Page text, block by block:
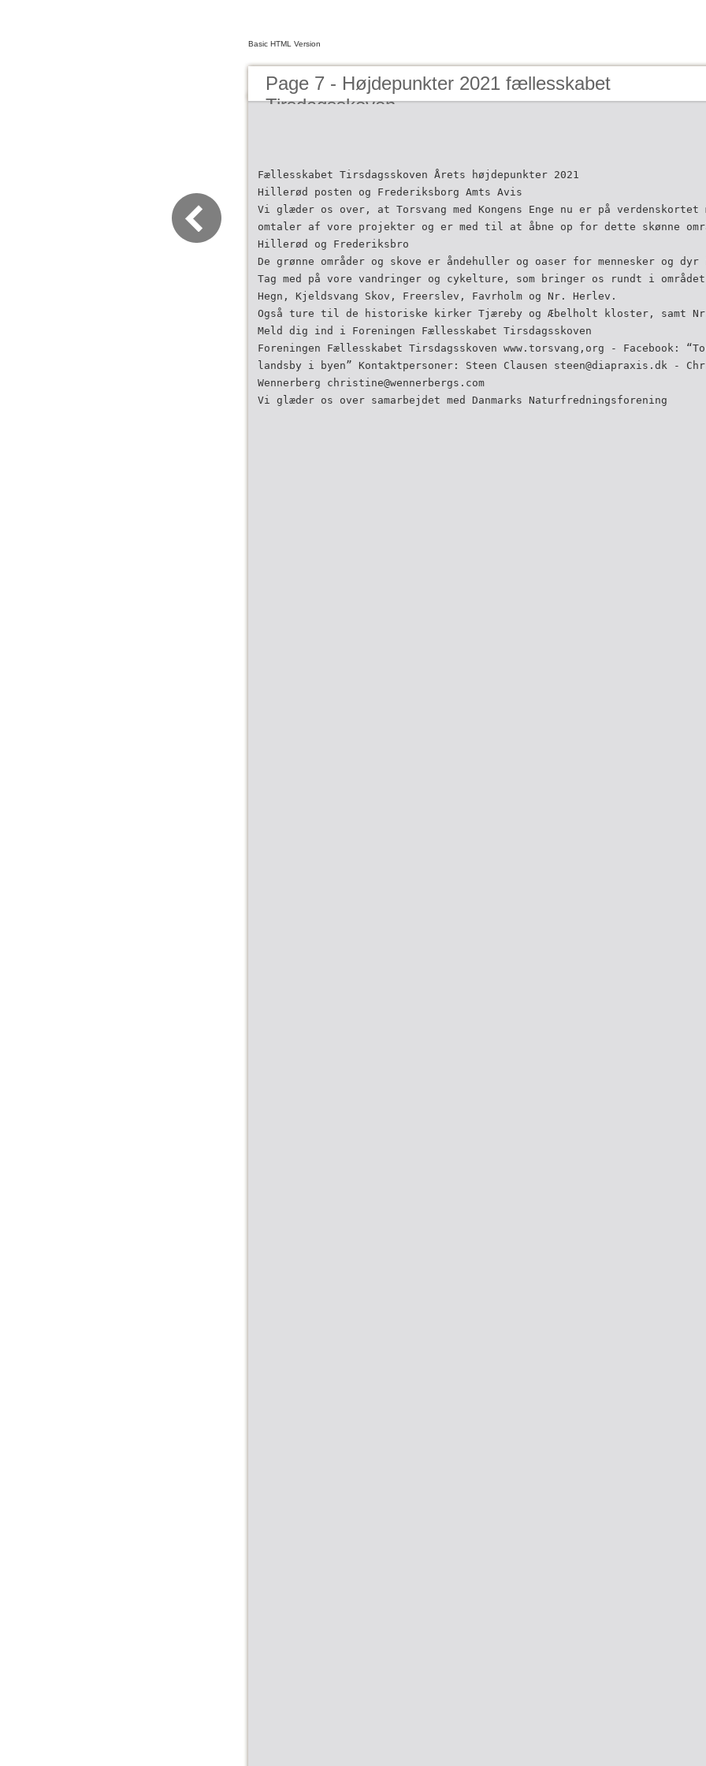
Basic HTML Version
Page 7 - Højdepunkter 2021 fællesskabet
Tirsdagsskoven
Fællesskabet Tirsdagsskoven Årets højdepunkter 2021
Hillerød posten og Frederiksborg Amts Avis
Vi glæder os over, at Torsvang med Kongens Enge nu er på verdenskortet
omtaler af vore projekter og er med til at åbne op for dette skønne
Hillerød og Frederiksbro
De grønne områder og skove er åndehuller og oaser for mennesker og
Tag med på vore vandringer og cykelture, som bringer os rundt i
Hegn, Kjeldsvang Skov, Freerslev, Favrholm og Nr. Herlev.
Også ture til de historiske kirker Tjæreby og Æbelholt kloster, samt
Meld dig ind i Foreningen Fællesskabet Tirsdagsskoven
Foreningen Fællesskabet Tirsdagsskoven www.torsvang,org - Facebook:
landsby i byen” Kontaktpersoner: Steen Clausen steen@diapraxis.dk -
Wennerberg christine@wennerbergs.com
Vi glæder os over samarbejdet med Danmarks Naturfredningsforening